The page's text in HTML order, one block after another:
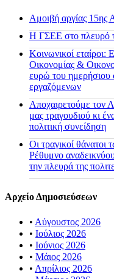
Αμοιβή αργίας 15ης
H ΓΣΕΕ στο πλευρό
Κοινωνικοί
Οικονομίας &
ευρώ του ημερήσιου
εργαζόμενων
Αποχαιρετούμε τον
μας τραγουδιού κι
πολιτική συνείδηση
Οι τραγικοί
Ρέθυμνο
την πλευρά της
Αρχείο Δημοσιεύσεων
• Αύγουστος 2026
• Ιούλιος 2026
• Ιούνιος 2026
• Μάιος 2026
• Απρίλιος 2026